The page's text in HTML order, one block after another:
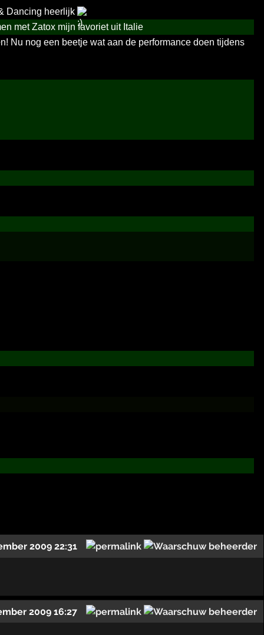
Dancing heerlijk
met Zatox mijn favoriet uit Italie
Nu nog een beetje wat aan de performance doen tijdens
2009 22:31
2009 16:27